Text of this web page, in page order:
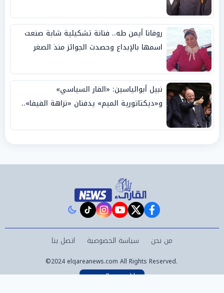
روفانا أيمن طه.. فنانة تشكيلية شابة صنعت
اسمها بالإبداع وحصدت الجوائز منذ الصغر
نبيل أبوالياسين: «الفار السياسي»
و«ديكتاتورية الميم» يدفنان «نزاهة الفيفا»..
facebook
twitter
youtube
instagram
tiktok
من نحن سياسة الخصوصية اتصل بنا
©2024 elqareanews.com All Rights Reserved.
Powered by